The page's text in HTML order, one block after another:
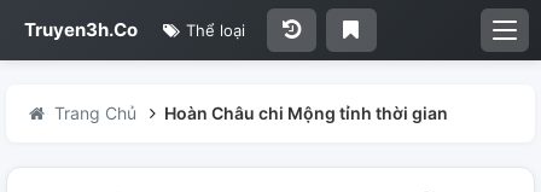
Truyen3h.Co Thể loại
Trang Chủ Hoàn Châu chi Mộng tỉnh thời gian